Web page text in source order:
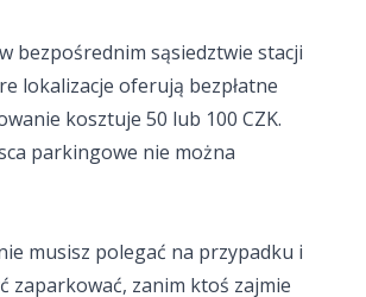
bezpośrednim sąsiedztwie stacji
lokalizacje oferują bezpłatne
kosztuje 50 lub 100 CZK.
parkingowe nie można
musisz polegać na przypadku i
zaparkować, zanim ktoś zajmie